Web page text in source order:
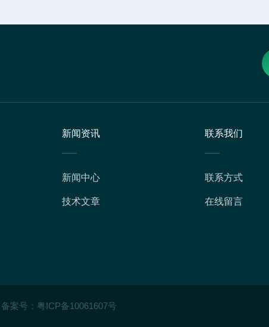
新闻资讯
新闻中心
技术文章
联系我们
联系方式
在线留言
案号： 粤ICP备10061607号